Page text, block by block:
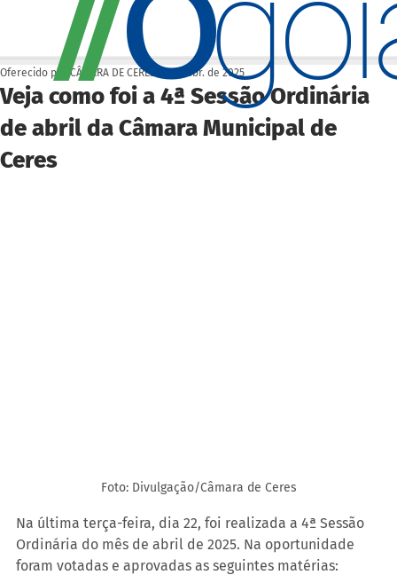
Veja como foi a 4ª Sessão Ordinária
de abril da Câmara Municipal de
Ceres
Oferecido por CÂMARA DE CERES 23 de abr. de 2025
Foto: Divulgação/Câmara de Ceres
Na última terça-feira, dia 22, foi realizada a 4ª Sessão
Ordinária do mês de abril de 2025. Na oportunidade
foram votadas e aprovadas as seguintes matérias: